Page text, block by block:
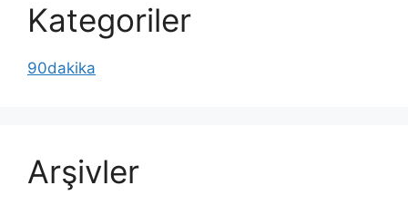
Kategoriler
90dakika
Arşivler